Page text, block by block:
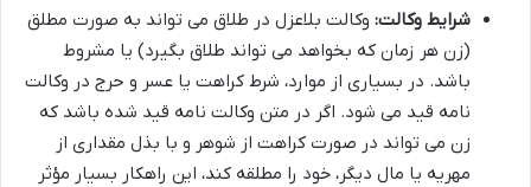
شرایط وکالت: وکالت بلاعزل در طلاق می تواند به صورت مطلق
(زن هر زمان که بخواهد می تواند طلاق بگیرد) یا مشروط
باشد. در بسیاری از موارد، شرط کراهت یا عسر و حرج در وکالت
نامه قید می شود. اگر در متن وکالت نامه قید شده باشد که
زن می تواند در صورت کراهت از شوهر و با بذل مقداری از
مهریه یا مال دیگر، خود را مطلقه کند، این راهکار بسیار مؤثر